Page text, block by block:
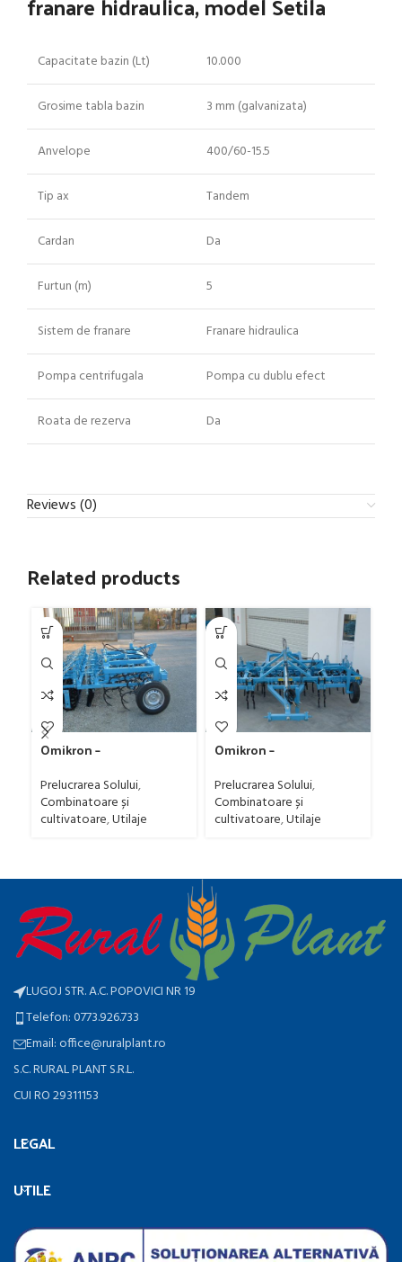
Capacitate bazin (Lt) 10.000
Grosime tabla bazin 3 mm (galvanizata)
Anvelope 400/60-15.5
Tip ax Tandem
Cardan Da
Furtun (m) 5
Sistem de franare Franare hidraulica
Pompa centrifugala Pompa cu dublu efect
Roata de rezerva Da
Reviews (0)
Related products
Omikron –
Prelucrarea Solului,
Combinatoare și
cultivatoare,Utilaje
Omikron –
semipurtate
Prelucrarea Solului,
Combinatoare și
cultivatoare,Utilaje
LUGOJ STR. A.C. POPOVICI NR 19
Telefon: 0773.926.733
Email: office@ruralplant.ro
S.C. RURAL PLANT S.R.L.
CUI RO 29311153
LEGAL
UTILE